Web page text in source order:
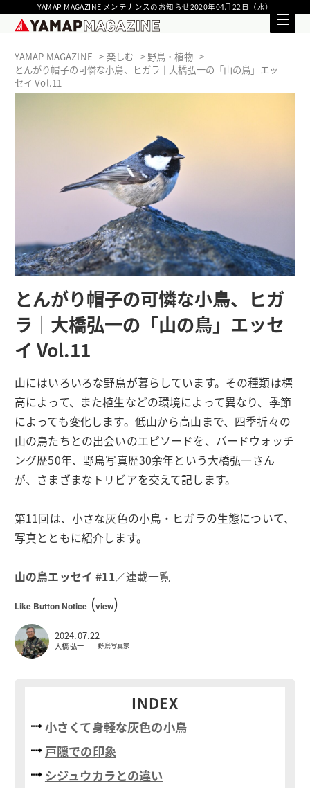
YAMAP MAGAZINE メンテナンスのお知らせ2020年04月22日（水）
YAMAP MAGAZINE 楽しむ
野鳥・植物
とんがり帽子の可憐な小鳥、ヒガラ｜大橋弘一の「山の鳥」エッ
セイ Vol.11
とんがり帽子の可憐な小鳥、ヒガ
ラ｜大橋弘一の「山の鳥」エッセ
イ Vol.11
山にはいろいろな野鳥が暮らしています。その種類は標
高によって、また植生などの環境によって異なり、季節
によっても変化します。低山から高山まで、四季折々の
山の鳥たちとの出会いのエピソードを、バードウォッチ
ング歴50年、野鳥写真歴30余年という大橋弘一さん
が、さまざまなトリビアを交えて記します。
第11回は、小さな灰色の小鳥・ヒガラの生態について、
写真とともに紹介します。
山の鳥エッセイ #11／連載一覧
Like Button Notice(view)
2024.07.22
大橋 弘一 野鳥写真家
INDEX
小さくて身軽な灰色の小鳥
戸隠での印象
シジュウカラとの違い